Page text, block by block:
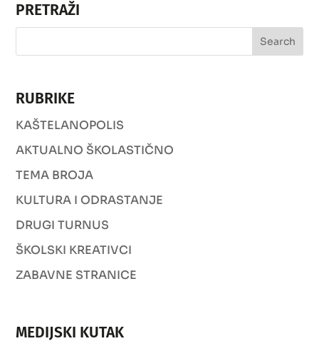
PRETRAŽI
RUBRIKE
KAŠTELANOPOLIS
AKTUALNO ŠKOLASTIČNO
TEMA BROJA
KULTURA I ODRASTANJE
DRUGI TURNUS
ŠKOLSKI KREATIVCI
ZABAVNE STRANICE
MEDIJSKI KUTAK